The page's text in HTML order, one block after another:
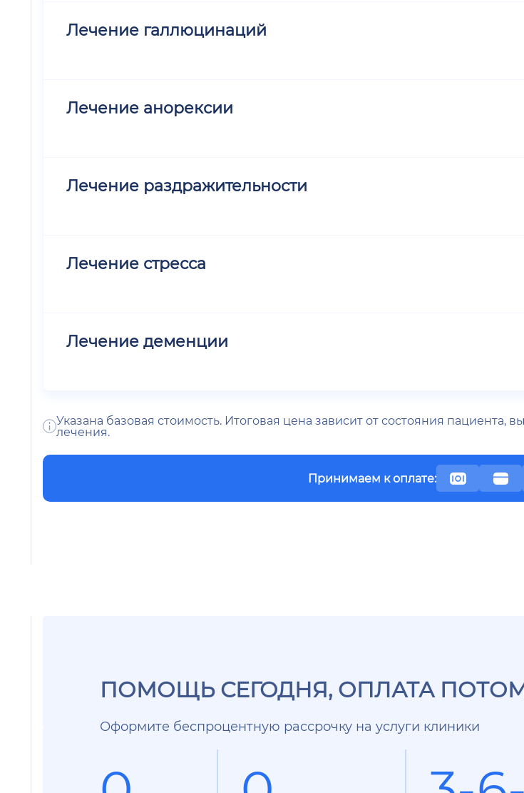
Лечение галлюцинаций
Лечение анорексии
Лечение раздражительности
Лечение стресса
Лечение деменции
Указана базовая стоимость. Итоговая цена зависит от состояния
лечения.
Принимаем к оплате:
ПОМОЩЬ СЕГОДНЯ, ОПЛАТА
Оформите беспроцентную рассрочку на услуги клиники